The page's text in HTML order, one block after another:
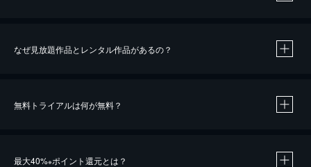
なぜ見放題作品とレンタル作品があるの？
無料トライアルは何が無料？
最大40%※ポイント還元とは？